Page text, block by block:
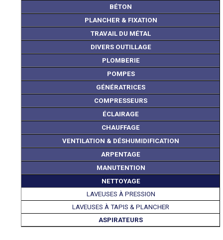
BÉTON
PLANCHER & FIXATION
TRAVAIL DU MÉTAL
DIVERS OUTILLAGE
PLOMBERIE
POMPES
GÉNÉRATRICES
COMPRESSEURS
ÉCLAIRAGE
CHAUFFAGE
VENTILATION & DÉSHUMIDIFICATION
ARPENTAGE
MANUTENTION
NETTOYAGE
LAVEUSES À PRESSION
LAVEUSES À TAPIS & PLANCHER
ASPIRATEURS